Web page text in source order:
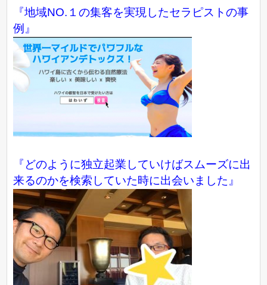
『地域NO.１の集客を実現したセラピストの事
例』
『どのように独立起業していけばスムーズに出
来るのかを検索していた時に出会いました』